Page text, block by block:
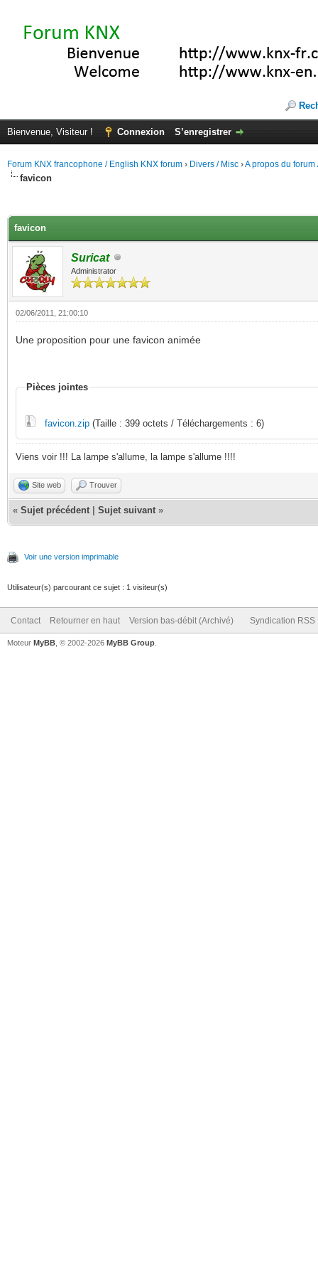
Bienvenue, Visiteur ! Connexion S’enregistrer
Forum KNX francophone / English KNX forum › Divers / Misc ›A propos du forum
favicon
favicon
Suricat
Administrator
02/06/2011, 21:00:10
Une proposition pour une favicon animée
Pièces jointes
favicon.zip (Taille : 399 octets / Téléchargements : 6)
Viens voir !!! La lampe s'allume, la lampe s'allume !!!!
Site web Trouver
« Sujet précédent Sujet suivant »
Voir une version imprimable
Utilisateur(s) parcourant ce sujet : 1 visiteur(s)
Contact Retourner en haut Version bas-débit (Archivé) Syndication RSS
Moteur MyBB , © 2002-2026 MyBB Group